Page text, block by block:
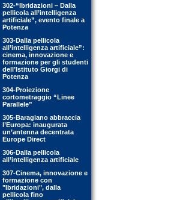
302-“Ibridazioni – Dalla
pellicola all’intelligenza
artificiale”, evento finale a
Potenza
303-Dalla pellicola
all’intelligenza artificiale”:
cinema, innovazione e
formazione per gli studenti
dell’Istituto Giorgi di
Potenza
304-Proiezione
cortometraggio “Linee
Parallele”
305-Baragiano abbraccia
l’Europa: inaugurata
un’antenna decentrata
Europe Direct
306-Dalla pellicola
all’intelligenza artificiale
307-Cinema, innovazione e
formazione con
"Ibridazioni", dalla
pellicola fino